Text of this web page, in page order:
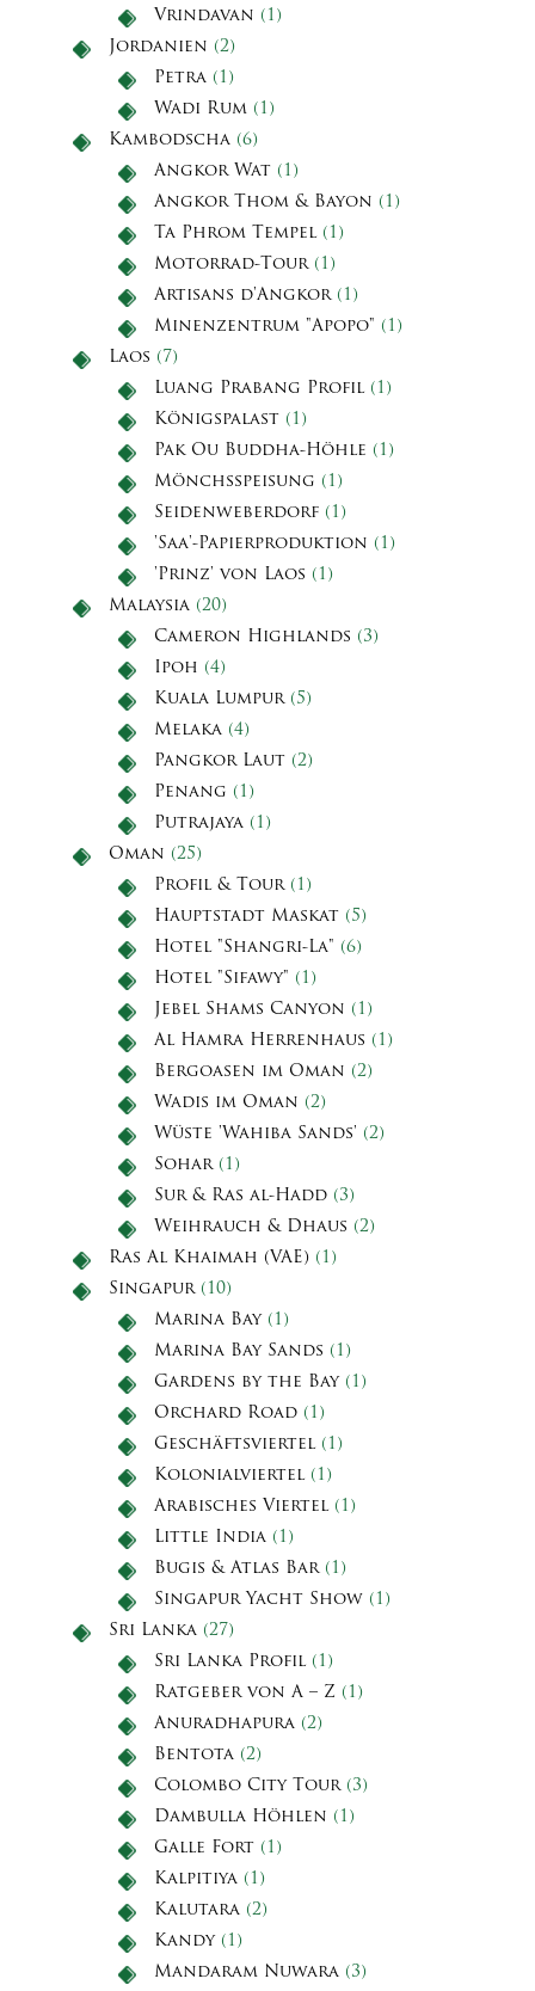
Vrindavan (1)
Jordanien (2)
Petra (1)
Wadi Rum (1)
Kambodscha (6)
Angkor Wat (1)
Angkor Thom & Bayon (1)
Ta Phrom Tempel (1)
Motorrad-Tour(1)
Artisans d'Angkor(1)
Minenzentrum "Apopo" (1)
Laos (7)
Luang Prabang Profil (1)
Königspalast (1)
Pak Ou Buddha-Höhle (1)
Mönchsspeisung (1)
Seidenweberdorf (1)
'Saa'-Papierproduktion (1)
'Prinz' von Laos (1)
Malaysia (20)
Cameron Highlands (3)
Ipoh (4)
Kuala Lumpur(5)
Melaka (4)
Pangkor Laut (2)
Penang (1)
Putrajaya (1)
Oman (25)
Profil & Tour(1)
Hauptstadt Maskat (5)
Hotel "Shangri-La" (6)
Hotel "Sifawy" (1)
Jebel Shams Canyon (1)
Al Hamra Herrenhaus (1)
Bergoasen im Oman (2)
Wadis im Oman (2)
Wüste 'Wahiba Sands' (2)
Sohar(1)
Sur & Ras al-Hadd (3)
Weihrauch & Dhaus (2)
Ras Al Khaimah (VAE) (1)
Singapur(10)
Marina Bay(1)
Marina Bay Sands (1)
Gardens by the Bay(1)
Orchard Road (1)
Geschäftsviertel (1)
Kolonialviertel (1)
Arabisches Viertel (1)
Little India (1)
Bugis & Atlas Bar(1)
Singapur Yacht Show (1)
Sri Lanka (27)
Sri Lanka Profil (1)
Ratgeber von A – Z (1)
Anuradhapura (2)
Bentota (2)
Colombo City Tour(3)
Dambulla Höhlen (1)
Galle Fort (1)
Kalpitiya (1)
Kalutara (2)
Kandy(1)
Mandaram Nuwara (3)